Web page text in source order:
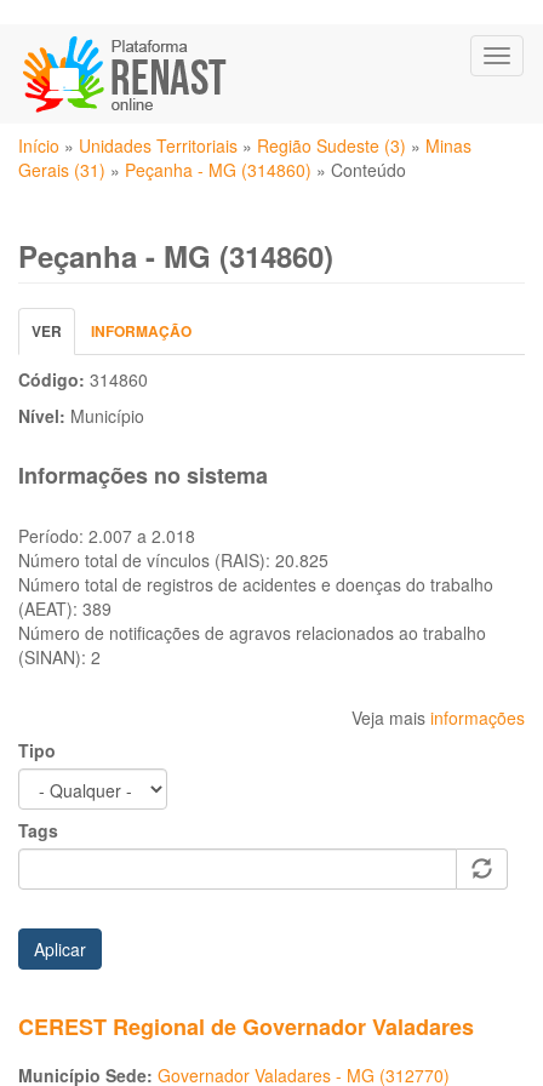
para
conteúdo
principal
Você
está
Início » Unidades Territoriais » Região Sudeste (3) » Minas
Gerais (31) » Peçanha - MG (314860) » Conteúdo
Peçanha - MG (314860)
Abas
primárias
VER (ABA
ATIVA)
INFORMAÇÃO
Código: 314860
Nível: Município
Informações no sistema
Período: 2.007 a 2.018
Número total de vínculos (RAIS): 20.825
Número total de registros de acidentes e doenças do trabalho
(AEAT): 389
Número de notificações de agravos relacionados ao trabalho
(SINAN): 2
Veja mais informações
Tipo
Tags
Aplicar
CEREST Regional de Governador Valadares
Município Sede: Governador Valadares - MG (312770)